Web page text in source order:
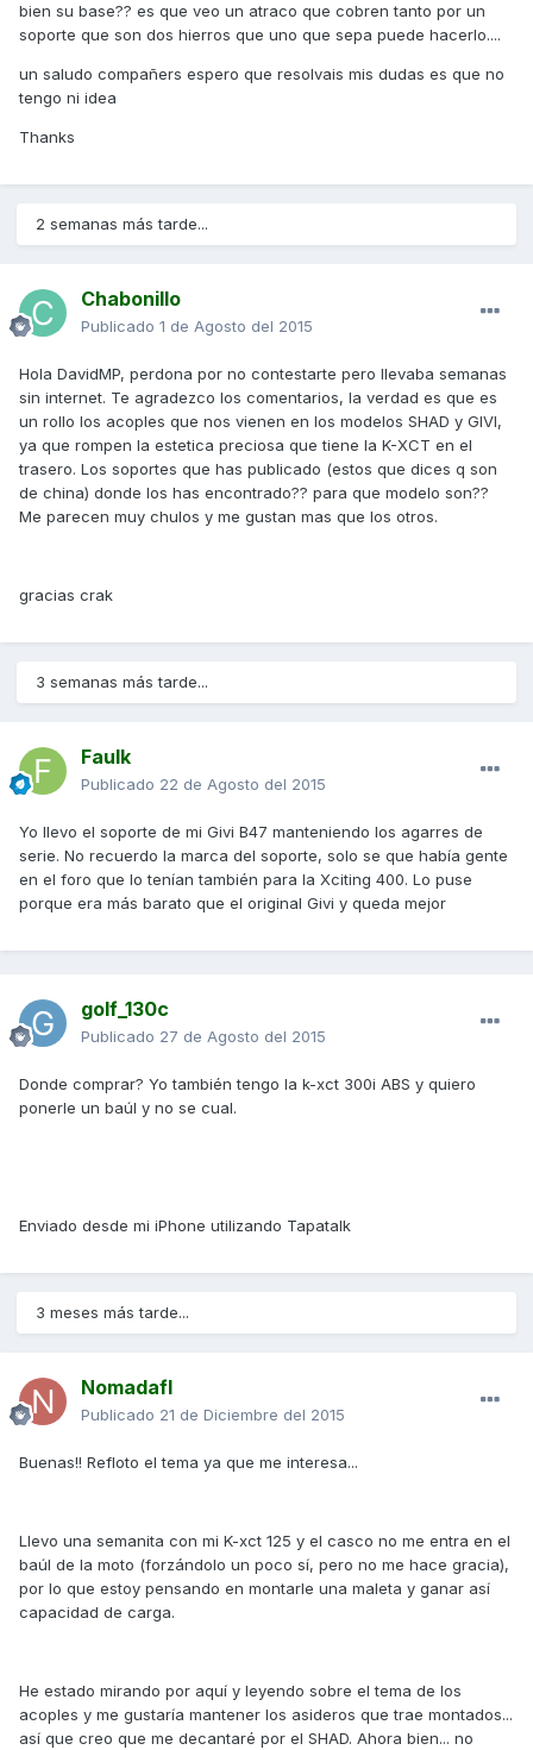
bien su base?? es que veo un atraco que cobren tanto por un
soporte que son dos hierros que uno que sepa puede hacerlo....
un saludo compañers espero que resolvais mis dudas es que no
tengo ni idea
Thanks
2 semanas más tarde...
Chabonillo
Publicado 1 de Agosto del 2015
Hola DavidMP, perdona por no contestarte pero llevaba semanas
sin internet. Te agradezco los comentarios, la verdad es que es
un rollo los acoples que nos vienen en los modelos SHAD y GIVI,
ya que rompen la estetica preciosa que tiene la K-XCT en el
trasero. Los soportes que has publicado (estos que dices q son
de china) donde los has encontrado?? para que modelo son??
Me parecen muy chulos y me gustan mas que los otros.
gracias crak
3 semanas más tarde...
Faulk
Publicado 22 de Agosto del 2015
Yo llevo el soporte de mi Givi B47 manteniendo los agarres de
serie. No recuerdo la marca del soporte, solo se que había gente
en el foro que lo tenían también para la Xciting 400. Lo puse
porque era más barato que el original Givi y queda mejor
golf_130c
Publicado 27 de Agosto del 2015
Donde comprar? Yo también tengo la k-xct 300i ABS y quiero
ponerle un baúl y no se cual.
Enviado desde mi iPhone utilizando Tapatalk
3 meses más tarde...
Nomadafl
Publicado 21 de Diciembre del 2015
Buenas!! Refloto el tema ya que me interesa...
Llevo una semanita con mi K-xct 125 y el casco no me entra en el
baúl de la moto (forzándolo un poco sí, pero no me hace gracia),
por lo que estoy pensando en montarle una maleta y ganar así
capacidad de carga.
He estado mirando por aquí y leyendo sobre el tema de los
acoples y me gustaría mantener los asideros que trae montados...
así que creo que me decantaré por el SHAD. Ahora bien... no